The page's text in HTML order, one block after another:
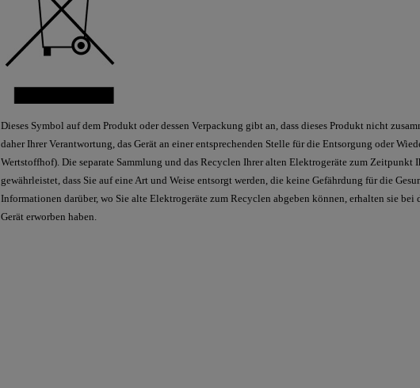
Dieses Symbol auf dem Produkt oder dessen Verpackung gibt an, dass dieses Produkt nicht
daher Ihrer Verantwortung, das Gerät an einer entsprechenden Stelle für die Entsorgung oder
Wertstoffhof). Die separate Sammlung und das Recyclen Ihrer alten Elektrogeräte zum
gewährleistet, dass Sie auf eine Art und Weise entsorgt werden, die keine Gefährdung für die
Informationen darüber, wo Sie alte Elektrogeräte zum Recyclen abgeben können, erhalten sie
Gerät erworben haben.